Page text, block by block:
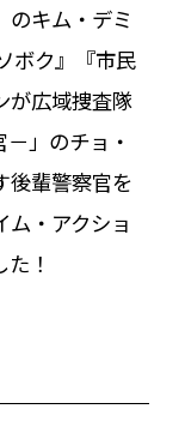
のキム・デミ
ボク』『市民
が広域捜査隊
」のチョ・
後輩警察官を
・アクショ
！